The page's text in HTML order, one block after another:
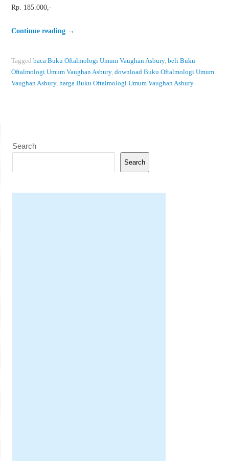
Rp. 185.000,-
Continue reading →
Tagged baca Buku Oftalmologi Umum Vaughan Asbury, beli Buku
Oftalmologi Umum Vaughan Asbury, download Buku Oftalmologi Umum
Vaughan Asbury, harga Buku Oftalmologi Umum Vaughan Asbury
Search
Search